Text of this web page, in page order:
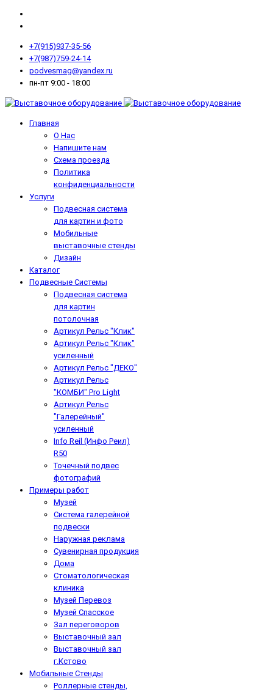
+7(915)937-35-56
+7(987)759-24-14
podvesmag@yandex.ru
пн-пт 9:00 - 18:00
Главная
О Нас
Напишите нам
Схема проезда
Политика
конфиденциальности
Услуги
Подвесная система
для картин и фото
Мобильные
выставочные стенды
Дизайн
Каталог
Подвесные Системы
Подвесная система
для картин
потолочная
Артикул Рельс "Клик"
Артикул Рельс "Клик"
усиленный
Артикул Рельс "ДЕКО"
Артикул Рельс
"КОМБИ" Pro Light
Артикул Рельс
"Галерейный"
усиленный
Info Reil (Инфо Реил)
R50
Точечный подвес
фотографий
Примеры работ
Музей
Система галерейной
подвески
Наружная реклама
Сувенирная продукция
Дома
Стоматологическая
клиника
Музей Перевоз
Музей Спасское
Зал переговоров
Выставочный зал
Выставочный зал
г.Кстово
Мобильные Стенды
Роллерные стенды,